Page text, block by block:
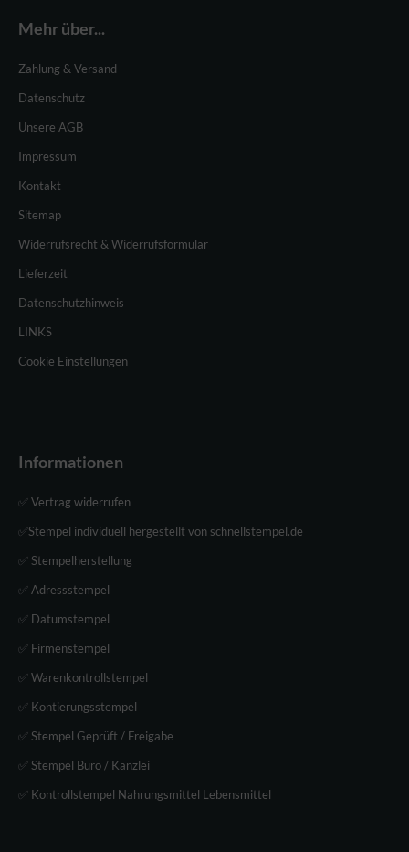
Mehr über...
Zahlung & Versand
Datenschutz
Unsere AGB
Impressum
Kontakt
Sitemap
Widerrufsrecht & Widerrufsformular
Lieferzeit
Datenschutzhinweis
LINKS
Cookie Einstellungen
Informationen
✅ Vertrag widerrufen
✅Stempel individuell hergestellt von schnellstempel.de
✅ Stempelherstellung
✅ Adressstempel
✅ Datumstempel
✅ Firmenstempel
✅ Warenkontrollstempel
✅ Kontierungsstempel
✅ Stempel Geprüft / Freigabe
✅ Stempel Büro / Kanzlei
✅ Kontrollstempel Nahrungsmittel Lebensmittel